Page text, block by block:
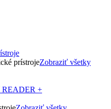
prístrojeZobraziť všetky